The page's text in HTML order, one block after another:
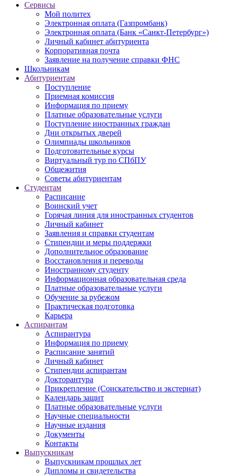
Сервисы
Мой политех
Электронная оплата (Газпромбанк)
Электронная оплата (Банк «Санкт-Петербург»)
Личный кабинет абитуриента
Корпоративная почта
Заявление на получение справки ФНС
Школьникам
Абитуриентам
Поступление
Приемная комиссия
Информация по приему
Платные образовательные услуги
Поступление иностранных граждан
Дни открытых дверей
Олимпиады школьников
Подготовительные курсы
Виртуальный тур по СПбПУ
Общежития
Советы абитуриентам
Студентам
Расписание
Воинский учет
Горячая линия для иностранных студентов
Личный кабинет
Заявления и справки студентам
Стипендии и меры поддержки
Дополнительное образование
Восстановления и переводы
Иностранному студенту
Информационная образовательная среда
Платные образовательные услуги
Обучение за рубежом
Практическая подготовка
Карьера
Аспирантам
Аспирантура
Информация по приему
Расписание занятий
Личный кабинет
Стипендии аспирантам
Докторантура
Прикрепление (Соискательство и экстернат)
Календарь защит
Платные образовательные услуги
Научные специальности
Научные издания
Документы
Контакты
Выпускникам
Выпускникам прошлых лет
Дипломы и свидетельства